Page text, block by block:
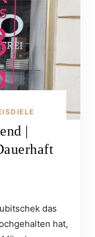
|
das
hat,